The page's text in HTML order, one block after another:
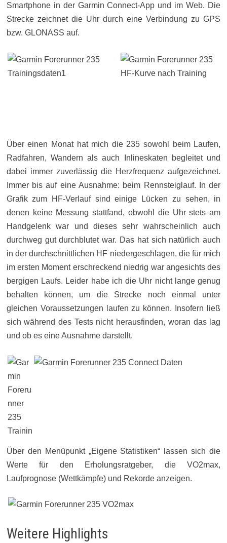
Smartphone in der Garmin Connect-App und im Web. Die
Strecke zeichnet die Uhr durch eine Verbindung zu GPS
bzw. GLONASS auf.
Über einen Monat hat mich die 235 sowohl beim Laufen,
Radfahren, Wandern als auch Inlineskaten begleitet und
dabei immer zuverlässig die Herzfrequenz aufgezeichnet.
Immer bis auf eine Ausnahme: beim Rennsteiglauf. In der
Grafik zum HF-Verlauf sind einige Lücken zu sehen, in
denen keine Messung stattfand, obwohl die Uhr stets am
Handgelenk war und dieses sehr wahrscheinlich auch
durchweg gut durchblutet war. Das hat sich natürlich auch
in der durchschnittlichen HF niedergeschlagen, die für mich
im ersten Moment erschreckend niedrig war angesichts des
bergigen Laufs. Leider habe ich die Uhr nicht lange genug
behalten können, um die Strecke noch einmal unter
gleichen Voraussetzungen laufen zu können. Insofern ließ
sich während des Tests nicht herausfinden, woran das lag
und ob es eine Ausnahme darstellt.
Über den Menüpunkt „Eigene Statistiken“ lassen sich die
Werte für den Erholungsratgeber, die VO2max,
Laufprognose (Wettkämpfe) und Rekorde anzeigen.
Weitere Highlights